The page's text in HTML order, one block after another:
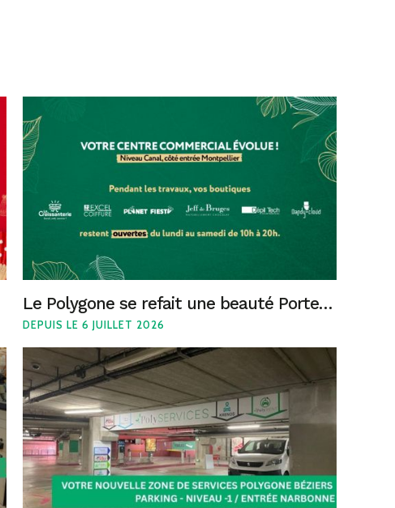
Le Polygone se refait une beauté Porte de Montpellier
DEPUIS LE 6 JUILLET 2026